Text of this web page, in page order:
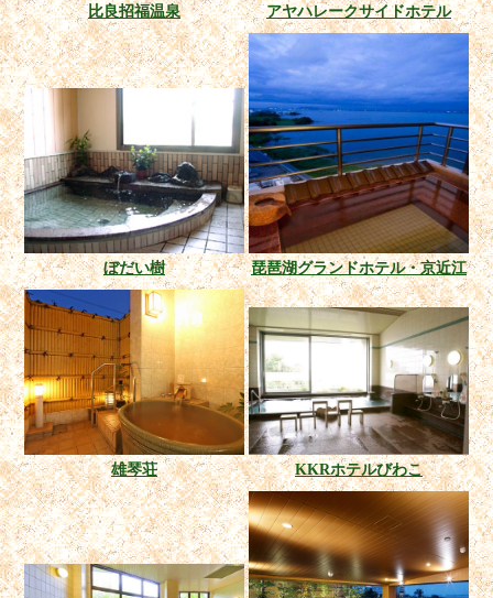
比良招福温泉 アヤハレークサイドホテル
ぼだい樹 琵琶湖グランドホテル・京近江
雄琴荘 KKRホテルびわこ